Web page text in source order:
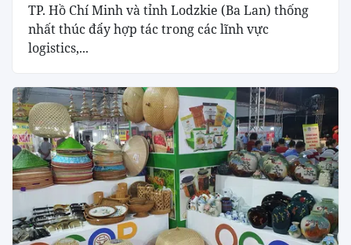
TP. Hồ Chí Minh và tỉnh Lodzkie (Ba Lan) thống
nhất thúc đẩy hợp tác trong các lĩnh vực
logistics,...